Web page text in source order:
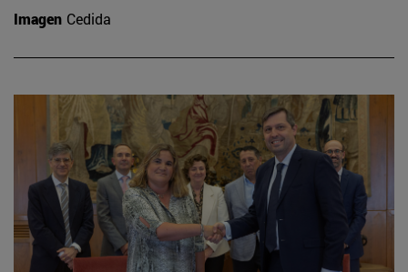
Imagen Cedida